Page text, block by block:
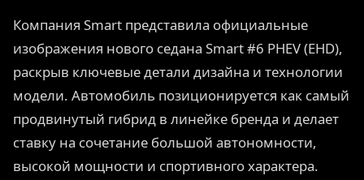
Компания Smart представила официальные
изображения нового седана Smart #6 PHEV (EHD),
раскрыв ключевые детали дизайна и технологии
модели. Автомобиль позиционируется как самый
продвинутый гибрид в линейке бренда и делает
ставку на сочетание большой автономности,
высокой мощности и спортивного характера.